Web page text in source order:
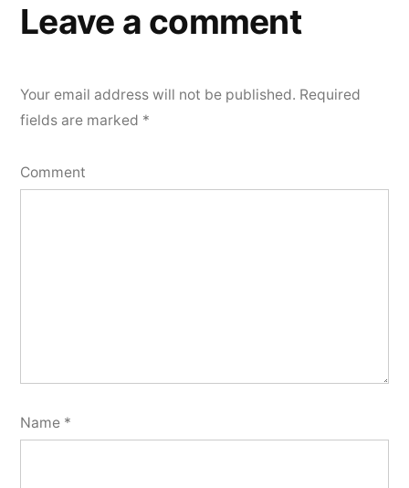
Leave a comment
Your email address will not be published. Required
fields are marked *
Comment
Name *